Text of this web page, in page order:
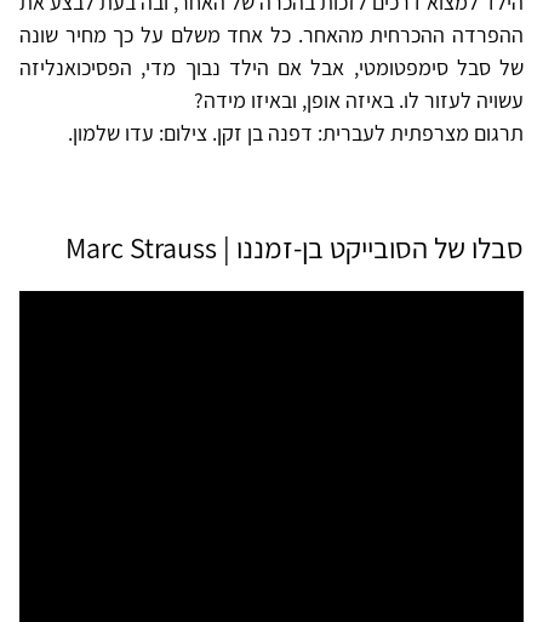
ההפרדה ההכרחית מהאחר. כל אחד משלם על כך מחיר שונה
של סבל סימפטומטי, אבל אם הילד נבוך מדי, הפסיכואנליזה
עשויה לעזור לו. באיזה אופן, ובאיזו מידה?
תרגום מצרפתית לעברית: דפנה בן זקן. צילום: עדו שלמון.
סבלו של הסובייקט בן-זמננו | Marc Strauss